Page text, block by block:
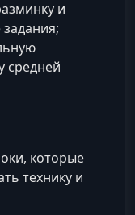
и
средней
которые
технику и